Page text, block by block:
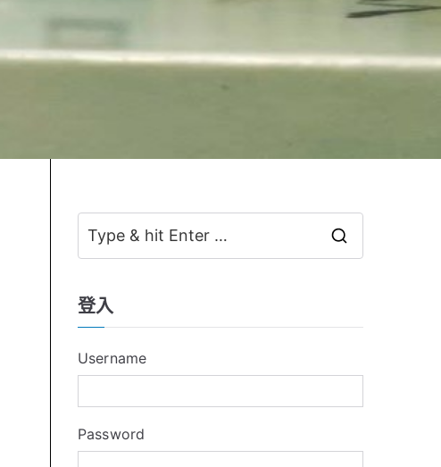
h
r
登入
Username
Password